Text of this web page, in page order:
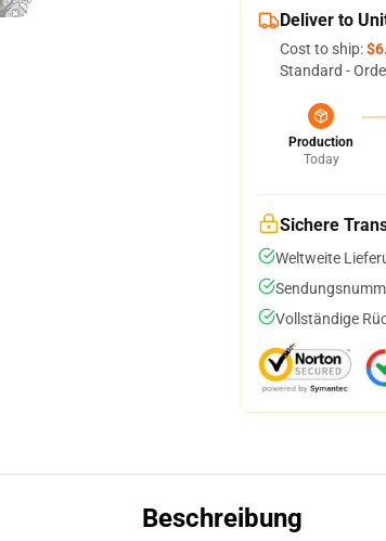
Deliver to
Cost to ship:
Standard -
Production
Today
Sichere
Weltweite
Vollständige
Beschreibung